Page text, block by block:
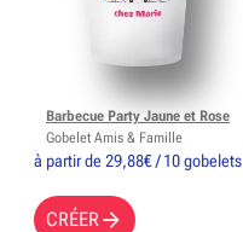
à partir de 29,88€ / 10 gobelets
CRÉER
Barbecue Party Jaune et Rose
Gobelet Amis & Famille